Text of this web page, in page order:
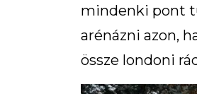
mindenki pont
arénázni azon,
össze londoni